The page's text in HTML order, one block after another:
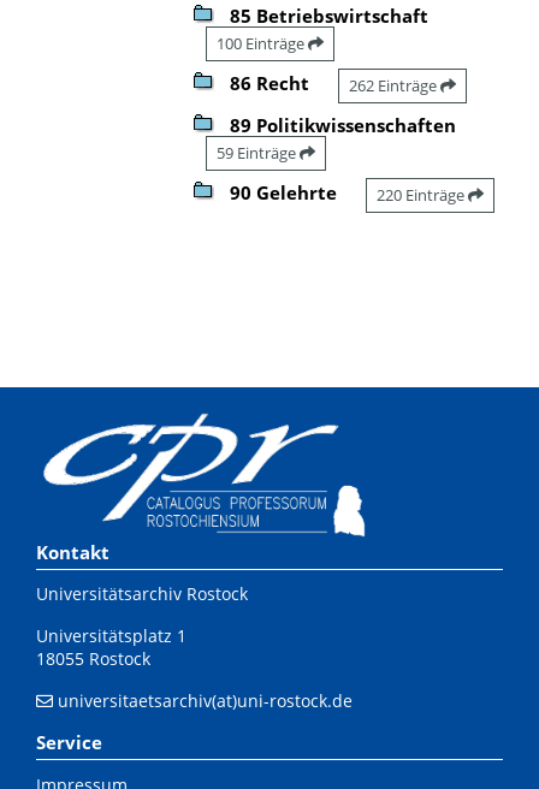
85 Betriebswirtschaft
100 Einträge
86 Recht 262 Einträge
89 Politikwissenschaften
59 Einträge
90 Gelehrte 220 Einträge
Kontakt
Universitätsarchiv Rostock
Universitätsplatz 1
18055 Rostock
universitaetsarchiv(at)uni-rostock.de
Service